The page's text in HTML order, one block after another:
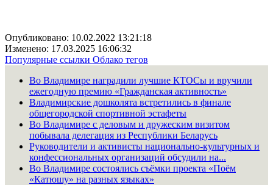
Опубликовано: 10.02.2022 13:21:18
Изменено: 17.03.2025 16:06:32
Популярные ссылки Облако тегов
Во Владимире наградили лучшие КТОСы и вручили
ежегодную премию «Гражданская активность»
Владимирские дошколята встретились в финале
общегородской спортивной эстафеты
Во Владимире с деловым и дружеским визитом
побывала делегация из Республики Беларусь
Руководители и активисты национально-культурных и
конфессиональных организаций обсудили на...
Во Владимире состоялись съёмки проекта «Поём
«Катюшу» на разных языках»